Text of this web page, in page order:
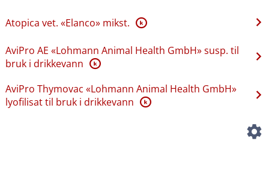
Atopica vet. «Elanco» mikst. K
AviPro AE «Lohmann Animal Health GmbH» susp. til
bruk i drikkevann K
AviPro Thymovac «Lohmann Animal Health GmbH»
lyofilisat til bruk i drikkevann K